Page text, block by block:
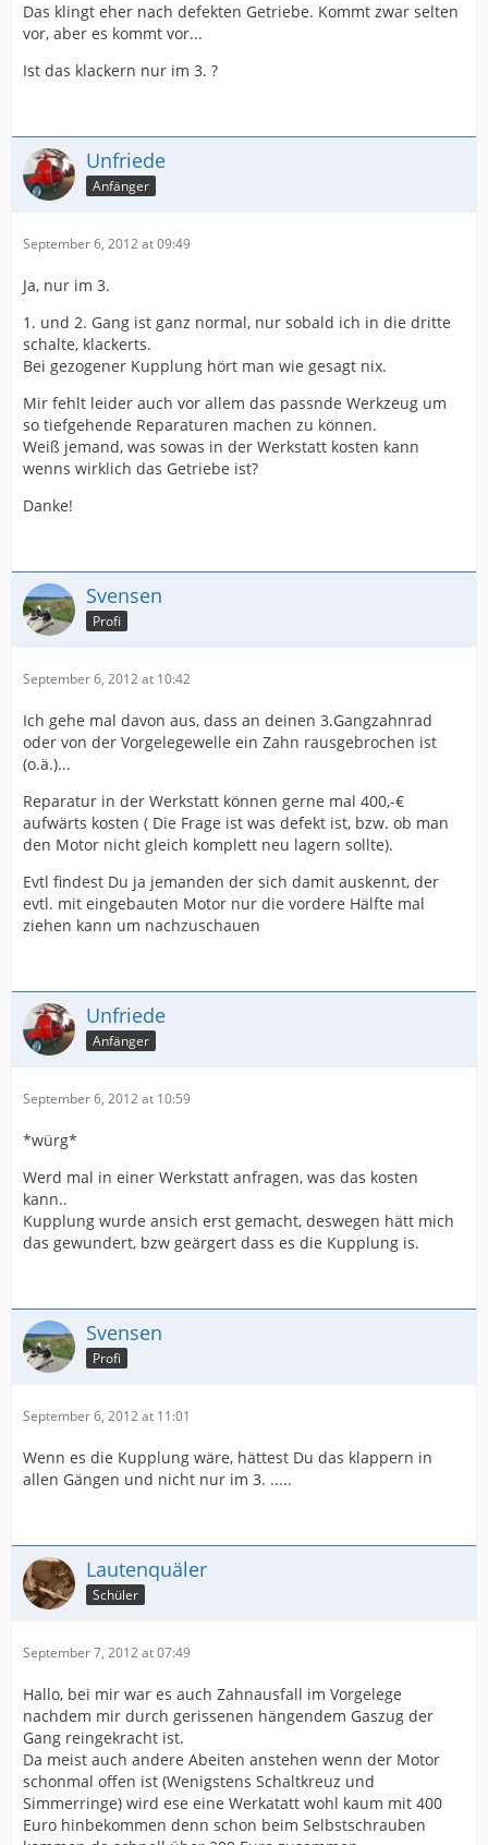
Das klingt eher nach defekten Getriebe. Kommt zwar selten
vor, aber es kommt vor...
Ist das klackern nur im 3. ?
Unfriede
Anfänger
September 6, 2012 at 09:49
Ja, nur im 3.
1. und 2. Gang ist ganz normal, nur sobald ich in die dritte
schalte, klackerts.
Bei gezogener Kupplung hört man wie gesagt nix.
Mir fehlt leider auch vor allem das passnde Werkzeug um
so tiefgehende Reparaturen machen zu können.
Weiß jemand, was sowas in der Werkstatt kosten kann
wenns wirklich das Getriebe ist?
Danke!
Svensen
Profi
September 6, 2012 at 10:42
Ich gehe mal davon aus, dass an deinen 3.Gangzahnrad
oder von der Vorgelegewelle ein Zahn rausgebrochen ist
(o.ä.)...
Reparatur in der Werkstatt können gerne mal 400,-€
aufwärts kosten ( Die Frage ist was defekt ist, bzw. ob man
den Motor nicht gleich komplett neu lagern sollte).
Evtl findest Du ja jemanden der sich damit auskennt, der
evtl. mit eingebauten Motor nur die vordere Hälfte mal
ziehen kann um nachzuschauen
Unfriede
Anfänger
September 6, 2012 at 10:59
*würg*
Werd mal in einer Werkstatt anfragen, was das kosten
kann..
Kupplung wurde ansich erst gemacht, deswegen hätt mich
das gewundert, bzw geärgert dass es die Kupplung is.
Svensen
Profi
September 6, 2012 at 11:01
Wenn es die Kupplung wäre, hättest Du das klappern in
allen Gängen und nicht nur im 3. .....
Lautenquäler
Schüler
September 7, 2012 at 07:49
Hallo, bei mir war es auch Zahnausfall im Vorgelege
nachdem mir durch gerissenen hängendem Gaszug der
Gang reingekracht ist.
Da meist auch andere Abeiten anstehen wenn der Motor
schonmal offen ist (Wenigstens Schaltkreuz und
Simmerringe) wird ese eine Werkatatt wohl kaum mit 400
Euro hinbekommen denn schon beim Selbstschrauben